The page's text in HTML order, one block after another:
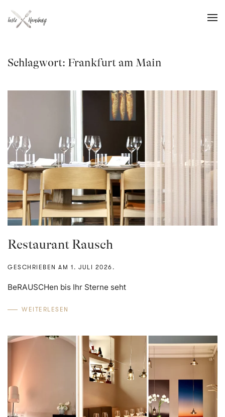
Skip to main content
Schlagwort: Frankfurt am Main
Restaurant Rausch
GESCHRIEBEN AM 1. JULI 2026 .
BeRAUSCHen bis Ihr Sterne seht
WEITERLESEN